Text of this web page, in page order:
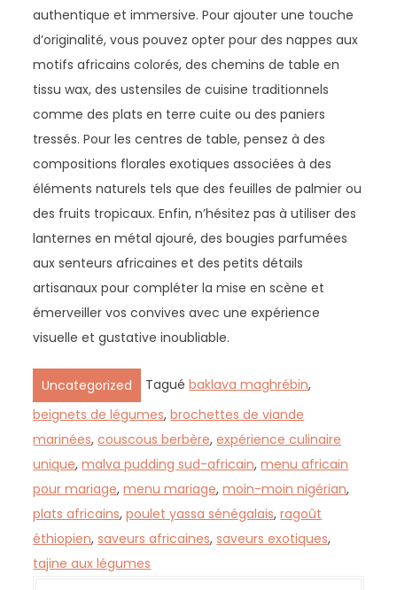
authentique et immersive. Pour ajouter une touche
d’originalité, vous pouvez opter pour des nappes aux
motifs africains colorés, des chemins de table en
tissu wax, des ustensiles de cuisine traditionnels
comme des plats en terre cuite ou des paniers
tressés. Pour les centres de table, pensez à des
compositions florales exotiques associées à des
éléments naturels tels que des feuilles de palmier ou
des fruits tropicaux. Enfin, n’hésitez pas à utiliser des
lanternes en métal ajouré, des bougies parfumées
aux senteurs africaines et des petits détails
artisanaux pour compléter la mise en scène et
émerveiller vos convives avec une expérience
visuelle et gustative inoubliable.
Uncategorized Taguébaklava maghrébin,
beignets de légumes,brochettes de viande
marinées,couscous berbère,expérience culinaire
unique,malva pudding sud-africain,menu africain
pour mariage,menu mariage,moin-moin nigérian,
plats africains,poulet yassa sénégalais,ragoût
éthiopien,saveurs africaines,saveurs exotiques,
tajine aux légumes